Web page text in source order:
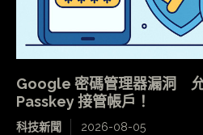
Google 密碼管理器漏洞
Passkey 接管帳戶！
科技新聞 2026-08-05